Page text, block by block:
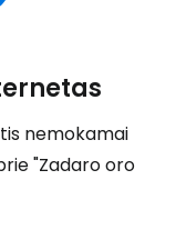
nemokamai
"Zadaro oro